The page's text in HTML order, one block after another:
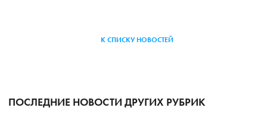
К СПИСКУ НОВОСТЕЙ
ПОСЛЕДНИЕ НОВОСТИ ДРУГИХ РУБРИК